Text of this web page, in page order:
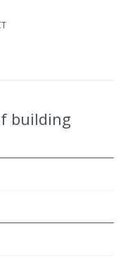
building